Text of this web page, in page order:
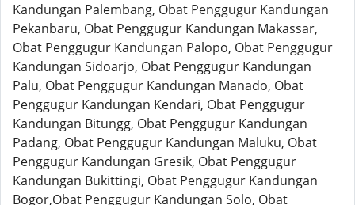
Kandungan Palembang, Obat Penggugur Kandungan
Pekanbaru, Obat Penggugur Kandungan Makassar,
Obat Penggugur Kandungan Palopo, Obat Penggugur
Kandungan Sidoarjo, Obat Penggugur Kandungan
Palu, Obat Penggugur Kandungan Manado, Obat
Penggugur Kandungan Kendari, Obat Penggugur
Kandungan Bitungg, Obat Penggugur Kandungan
Padang, Obat Penggugur Kandungan Maluku, Obat
Penggugur Kandungan Gresik, Obat Penggugur
Kandungan Bukittingi, Obat Penggugur Kandungan
Bogor,Obat Penggugur Kandungan Solo, Obat